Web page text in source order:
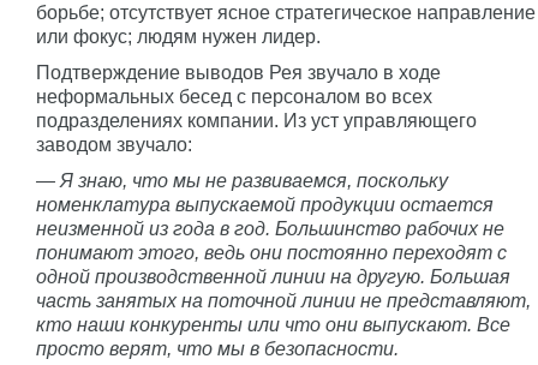
борьбе; отсутствует ясное стратегическое направление
или фокус; людям нужен лидер.
Подтверждение выводов Рея звучало в ходе
неформальных бесед с персоналом во всех
подразделениях компании. Из уст управляющего
заводом звучало:
— Я знаю, что мы не развиваемся, поскольку
номенклатура выпускаемой продукции остается
неизменной из года в год. Большинство рабочих не
понимают этого, ведь они постоянно переходят с
одной производственной линии на другую. Большая
часть занятых на поточной линии не представляют,
кто наши конкуренты или что они выпускают. Все
просто верят, что мы в безопасности.